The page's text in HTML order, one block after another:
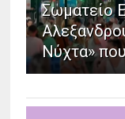
Σωματείο
Νύχτα»